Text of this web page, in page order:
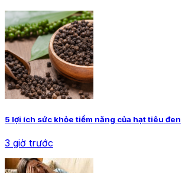
5 lợi ích sức khỏe tiềm năng của hạt tiêu đen
3 giờ trước